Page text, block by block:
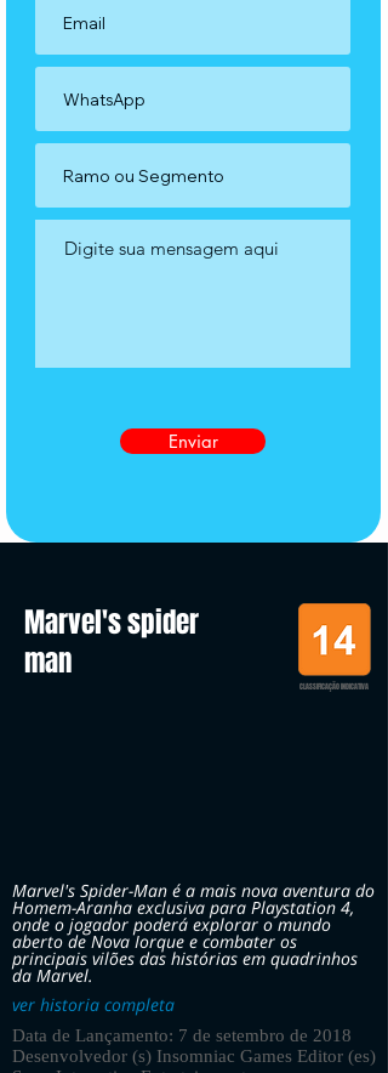
Enviar
Marvel's spider
man
CLASSIFICAÇÃO INDICATIVA
Marvel's Spider-Man é a mais nova aventura do
Homem-Aranha exclusiva para Playstation 4,
onde o jogador poderá explorar o mundo
aberto de Nova Iorque e combater os
principais vilões das histórias em quadrinhos
da Marvel.
ver historia completa
Data de Lançamento: 7 de setembro de 2018
Desenvolvedor (s) Insomniac Games Editor (es)